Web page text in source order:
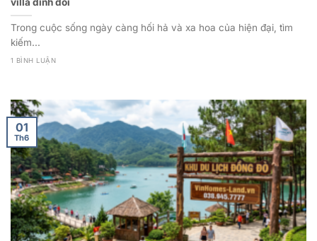
villa đỉnh đồi
Trong cuộc sống ngày càng hối hả và xa hoa của hiện đại, tìm
kiếm...
1 BÌNH LUẬN
01
Th6